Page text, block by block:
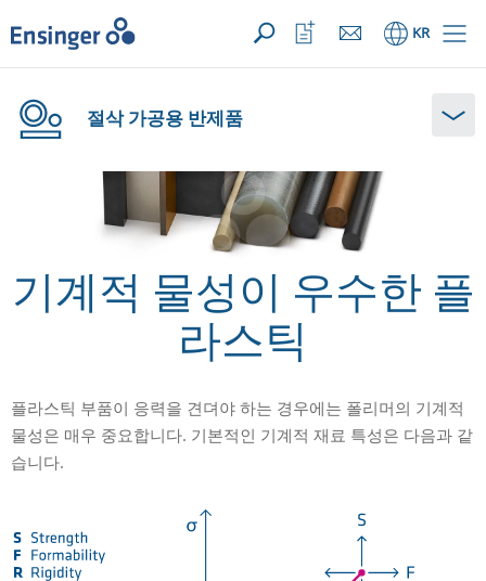
문의사항 ({{productCount}} Products) 열기
홈 KR
관
심
목
절삭 가공용 반제품
기계적 물성이 우수한 플
라스틱
플라스틱 부품이 응력을 견뎌야 하는 경우에는 폴리머의 기계적
물성은 매우 중요합니다. 기본적인 기계적 재료 특성은 다음과 같
습니다.